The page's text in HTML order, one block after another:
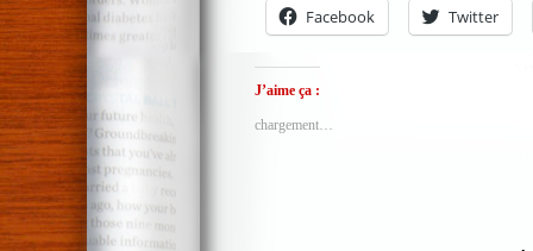
Facebook Twitter
J’aime ça :
chargement…